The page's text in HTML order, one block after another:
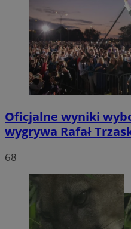
Oficjalne wyniki
wygrywa Rafał
68